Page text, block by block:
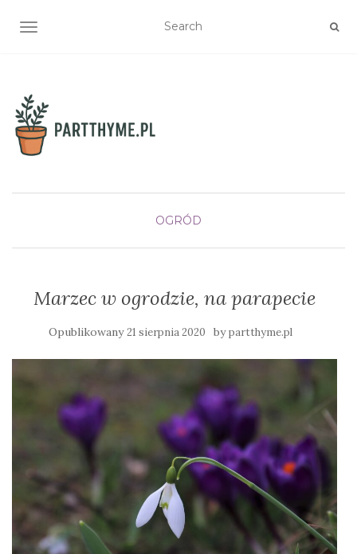
TOGGLE NAVIGATION
OGRÓD
Marzec w ogrodzie, na parapecie
Opublikowany21 sierpnia 2020 bypartthyme.pl